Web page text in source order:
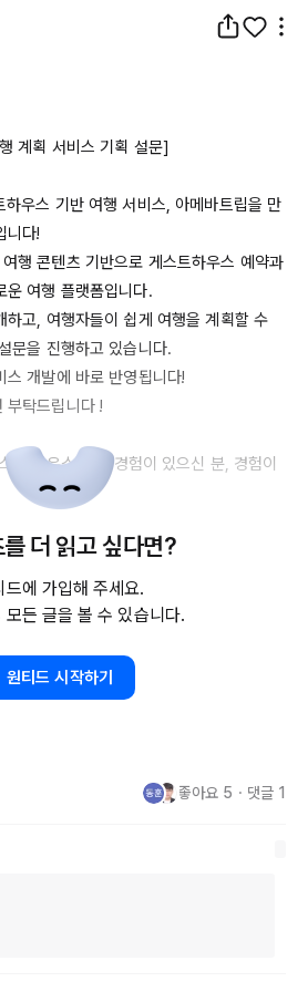
계획 서비스 기획 설문]
하우스 기반 여행 서비스, 아메바트립을 만
니다!
행 콘텐츠 기반으로 게스트하우스 예약과
운 여행 플랫폼입니다.
하고, 여행자들이 쉽게 여행을 계획할 수
문을 진행하고 있습니다.
스 개발에 바로 반영됩니다!
부탁드립니다 !
트 하우스 이용 경험이 있으신 분, 경험이
10
소정의 경품을 드릴 예정입니다!
더 읽고 싶다면?
드에 가입해 주세요.
모든 글을 볼 수 있습니다.
원티드 시작하기
좋아요 5 ・ 댓글 1